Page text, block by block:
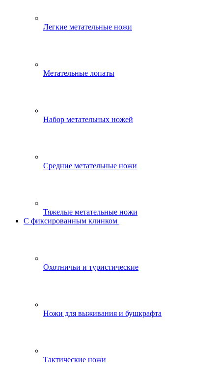
Легкие метательные ножи
Метательные лопаты
Набор метательных ножей
Средние метательные ножи
Тяжелые метательные ножи
С фиксированным клинком
Охотничьи и туристические
Ножи для выживания и бушкрафта
Тактические ножи